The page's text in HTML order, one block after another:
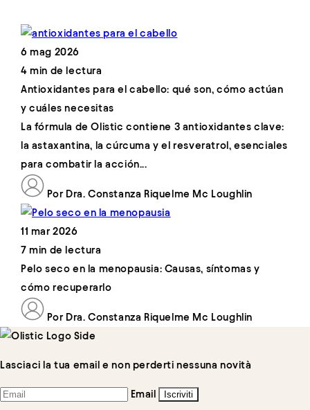
6 mag 2026
4 min de lectura
Antioxidantes para el cabello: qué son, cómo actúan
y cuáles necesitas
La fórmula de Olistic contiene 3 antioxidantes clave:
la astaxantina, la cúrcuma y el resveratrol, esenciales
para combatir la acción...
Por Dra. Constanza Riquelme Mc Loughlin
11 mar 2026
7 min de lectura
Pelo seco en la menopausia: Causas, síntomas y
cómo recuperarlo
Por Dra. Constanza Riquelme Mc Loughlin
Lasciaci la tua email e non perderti nessuna novità
Email Iscriviti